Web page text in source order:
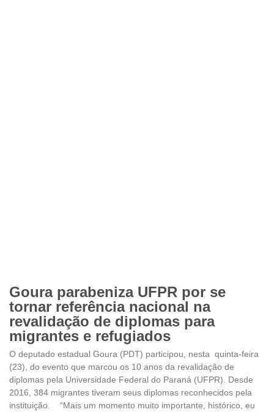
Goura parabeniza UFPR por se
tornar referência nacional na
revalidação de diplomas para
migrantes e refugiados
O deputado estadual Goura (PDT) participou, nesta quinta-feira
(23), do evento que marcou os 10 anos da revalidação de
diplomas pela Universidade Federal do Paraná (UFPR). Desde
2016, 384 migrantes tiveram seus diplomas reconhecidos pela
instituição. “Mais um momento muito importante, histórico, eu